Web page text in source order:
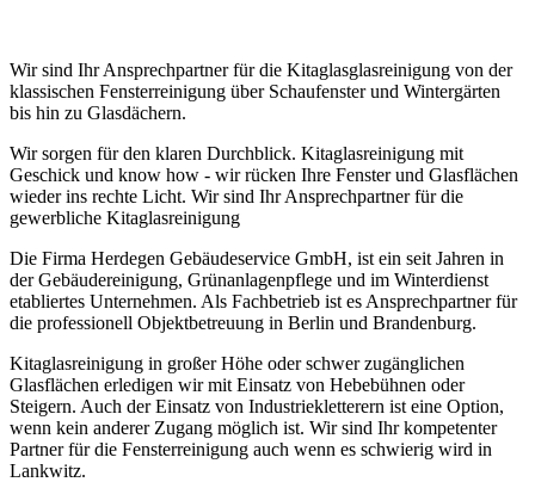
Wir sind Ihr Ansprechpartner für die Kitaglasglasreinigung von der
klassischen Fensterreinigung über Schaufenster und Wintergärten
bis hin zu Glasdächern.
Wir sorgen für den klaren Durchblick. Kitaglasreinigung mit
Geschick und know how - wir rücken Ihre Fenster und Glasflächen
wieder ins rechte Licht. Wir sind Ihr Ansprechpartner für die
gewerbliche Kitaglasreinigung
Die Firma Herdegen Gebäudeservice GmbH, ist ein seit Jahren in
der Gebäudereinigung, Grünanlagenpflege und im Winterdienst
etabliertes Unternehmen. Als Fachbetrieb ist es Ansprechpartner für
die professionell Objektbetreuung in Berlin und Brandenburg.
Kitaglasreinigung in großer Höhe oder schwer zugänglichen
Glasflächen erledigen wir mit Einsatz von Hebebühnen oder
Steigern. Auch der Einsatz von Industriekletterern ist eine Option,
wenn kein anderer Zugang möglich ist. Wir sind Ihr kompetenter
Partner für die Fensterreinigung auch wenn es schwierig wird in
Lankwitz.